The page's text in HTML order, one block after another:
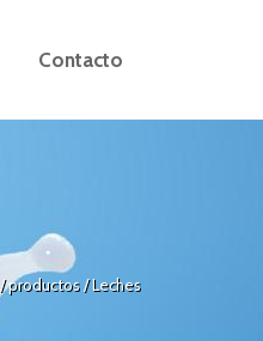
Contacto
/ productos /Leches